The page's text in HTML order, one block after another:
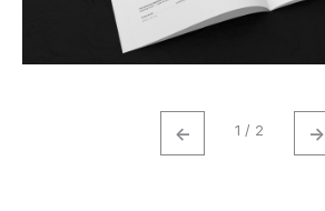
← 1 / 2 →